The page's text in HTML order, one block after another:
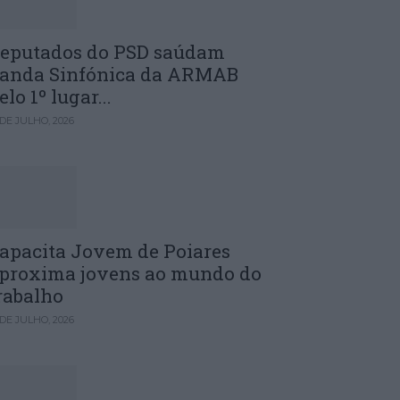
do PSD saúdam
Sinfónica da ARMAB
1º lugar...
JULHO, 2026
Jovem de Poiares
jovens ao mundo do
JULHO, 2026